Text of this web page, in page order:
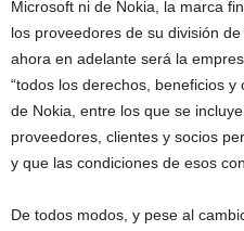
Microsoft ni de Nokia, la marca
los proveedores de su división
ahora en adelante será la
“todos los derechos, beneficios y
de Nokia, entre los que se
proveedores, clientes y socios
y que las condiciones de esos
De todos modos, y pese al